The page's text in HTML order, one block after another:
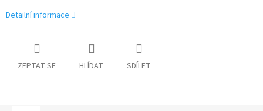
Detailní informace
ZEPTAT SE HLÍDAT SDÍLET